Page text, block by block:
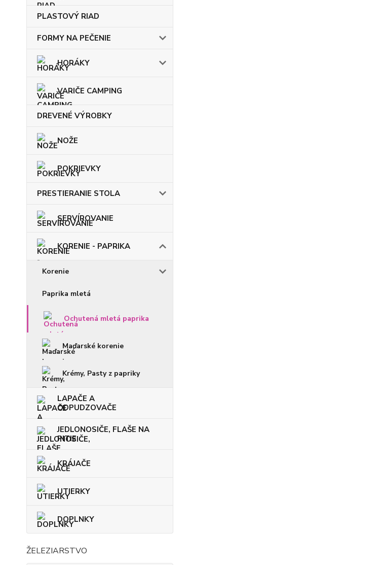
PLASTOVÝ RIAD
FORMY NA PEČENIE
HORÁKY
VARIČE CAMPING
DREVENÉ VÝROBKY
NOŽE
POKRIEVKY
PRESTIERANIE STOLA
SERVÍROVANIE
KORENIE - PAPRIKA
Korenie
Paprika mletá
Ochutená mletá paprika
Maďarské korenie
Krémy, Pasty z papriky
LAPAČE A
ODPUDZOVAČE
JEDLONOSIČE, FLAŠE NA
PITIE
KRÁJAČE
UTIERKY
DOPLNKY
ŽELEZIARSTVO